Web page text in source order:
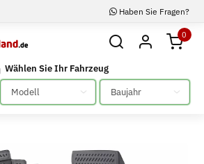
Haben Sie Fragen?
0
Wählen Sie Ihr Fahrzeug
Bitte auswählen Bitte auswählen